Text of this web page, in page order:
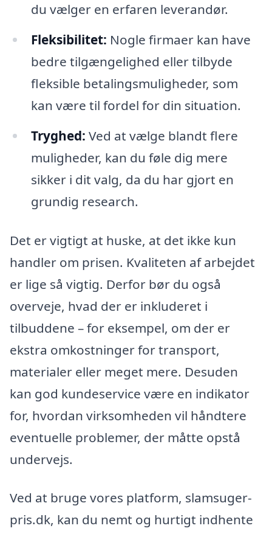
du vælger en erfaren leverandør.
Fleksibilitet: Nogle firmaer kan have
bedre tilgængelighed eller tilbyde
fleksible betalingsmuligheder, som
kan være til fordel for din situation.
Tryghed: Ved at vælge blandt flere
muligheder, kan du føle dig mere
sikker i dit valg, da du har gjort en
grundig research.
Det er vigtigt at huske, at det ikke kun
handler om prisen. Kvaliteten af arbejdet
er lige så vigtig. Derfor bør du også
overveje, hvad der er inkluderet i
tilbuddene – for eksempel, om der er
ekstra omkostninger for transport,
materialer eller meget mere. Desuden
kan god kundeservice være en indikator
for, hvordan virksomheden vil håndtere
eventuelle problemer, der måtte opstå
undervejs.
Ved at bruge vores platform, slamsuger-
pris.dk, kan du nemt og hurtigt indhente